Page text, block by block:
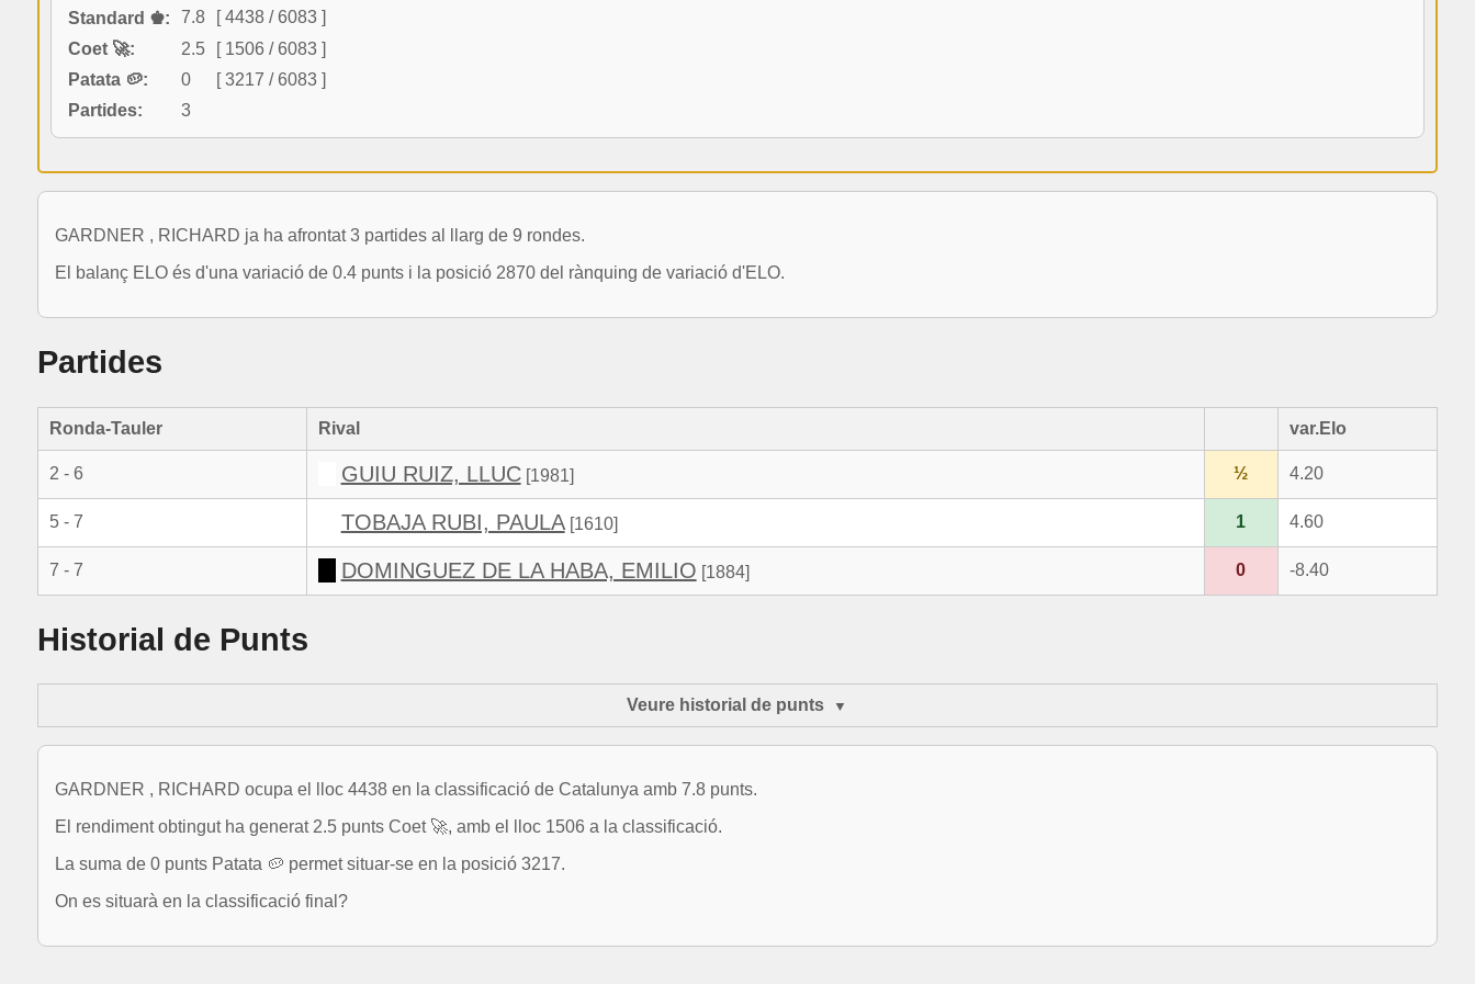
Standard ♚: 7.8
[ 4438 / 6083 ]
Coet 🚀:
2.5
[ 1506 / 6083 ]
Patata 🥔:
0
[ 3217 / 6083 ]
Partides:
3
GARDNER , RICHARD ja ha afrontat 3 partides al llarg de 9 rondes.
El balanç ELO és d'una variació de 0.4 punts i la posició 2870 del rànquing de variació d'ELO.
Partides
Ronda-Tauler Rival var.Elo
2 - 6 GUIU RUIZ, LLUC[1981] ½ 4.20
5 - 7 TOBAJA RUBI, PAULA[1610] 1 4.60
7 - 7 DOMINGUEZ DE LA HABA, EMILIO [1884] 0 -8.40
Historial de Punts
Veure historial de punts
GARDNER , RICHARD ocupa el lloc 4438 en la classificació de Catalunya amb 7.8 punts.
El rendiment obtingut ha generat 2.5 punts Coet 🚀, amb el lloc 1506 a la classificació.
La suma de 0 punts Patata 🥔 permet situar-se en la posició 3217.
On es situarà en la classificació final?